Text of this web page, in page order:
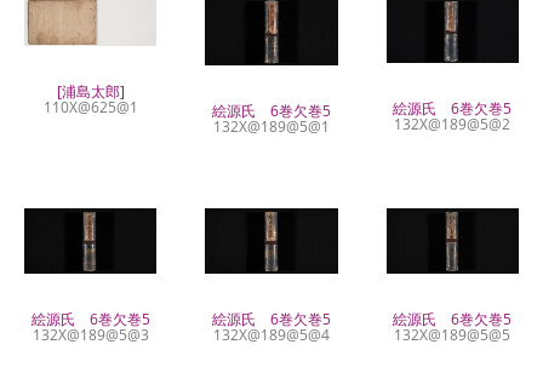
[浦島太郎]
110X@625@1 絵源氏 6巻欠巻5
132X@189@5@1
絵源氏 6巻欠巻5
132X@189@5@2
絵源氏 6巻欠巻5
132X@189@5@3
絵源氏 6巻欠巻5
132X@189@5@4
絵源氏 6巻欠巻5
132X@189@5@5